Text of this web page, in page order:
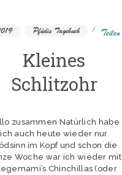
Pfüdis Tagebuch Teilen
Kleines
Schlitzohr
zusammen Natürlich habe
ich auch heute wieder nur
im Kopf und schon die
Woche war ich wieder mit
Chinchillas (oder